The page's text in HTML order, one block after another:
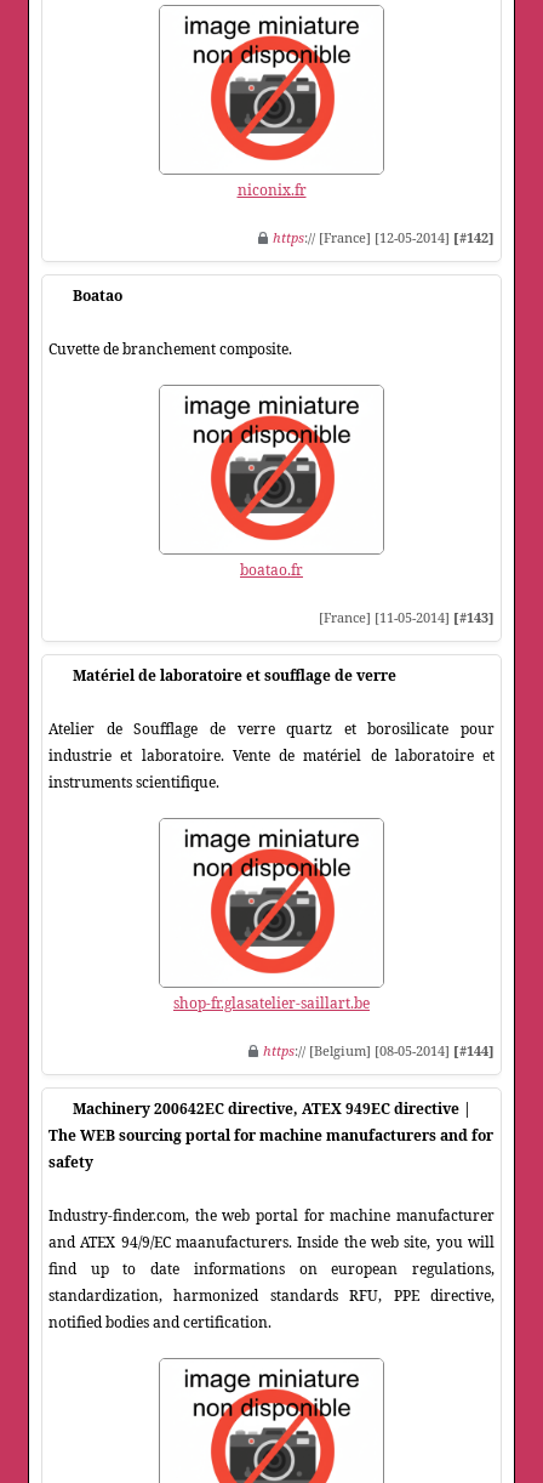
niconix.fr
https:// [France] [12-05-2014] [#142]
Boatao
Cuvette de branchement composite.
boatao.fr
[France] [11-05-2014] [#143]
Matériel de laboratoire et soufflage de verre
Atelier de Soufflage de verre quartz et borosilicate pour
industrie et laboratoire. Vente de matériel de laboratoire et
instruments scientifique.
shop-fr.glasatelier-saillart.be
https:// [Belgium] [08-05-2014] [#144]
Machinery 200642EC directive, ATEX 949EC directive |
The WEB sourcing portal for machine manufacturers and for
safety
Industry-finder.com, the web portal for machine manufacturer
and ATEX 94/9/EC maanufacturers. Inside the web site, you will
find up to date informations on european regulations,
standardization, harmonized standards RFU, PPE directive,
notified bodies and certification.